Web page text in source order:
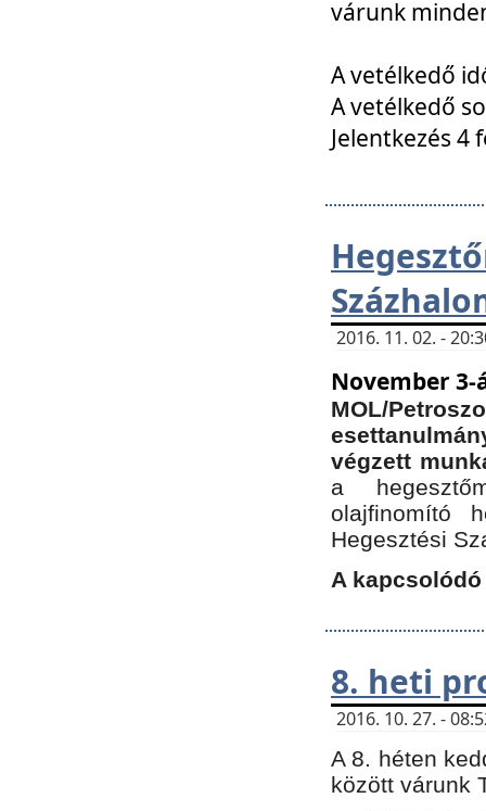
várunk
A vetélkedő
A vetélkedő
Jelentkezés 4
2016. 11. 02. -
November
MOL/
végzett
a
olajfinomító
Hegesztési
A
8. heti
2016. 10. 27. -
A 8. héten
között várunk